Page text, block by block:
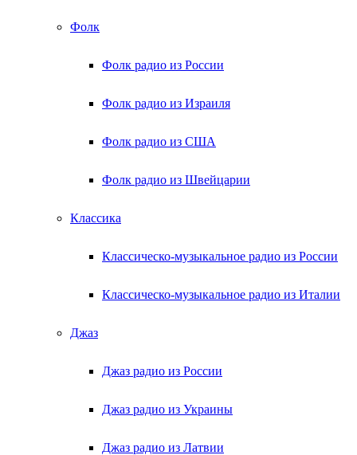
Фолк
Фолк радио из России
Фолк радио из Израиля
Фолк радио из США
Фолк радио из Швейцарии
Классика
Классическо-музыкальное радио из России
Классическо-музыкальное радио из Италии
Джаз
Джаз радио из России
Джаз радио из Украины
Джаз радио из Латвии